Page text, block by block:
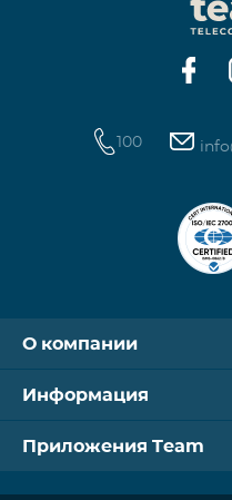
100
О компании
Информация
Приложения Team